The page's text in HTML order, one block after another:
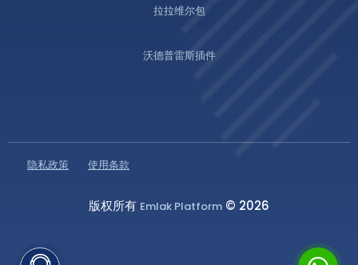
拉拉维尔包
沃德普雷斯插件
隐私政策 使用条款
版权所有 Emlak Platform © 2026